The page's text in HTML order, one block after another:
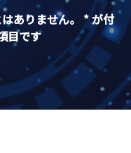
ありません。 *が付
目です